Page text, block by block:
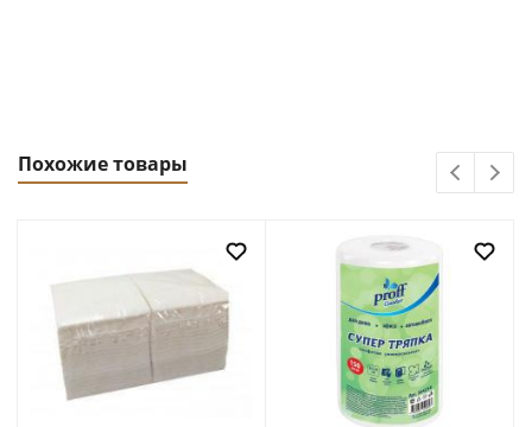
Похожие товары